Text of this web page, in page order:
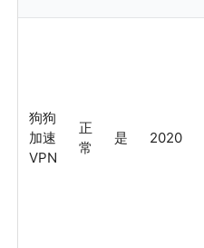
狗狗
加速
VPN
正
常
是 2020